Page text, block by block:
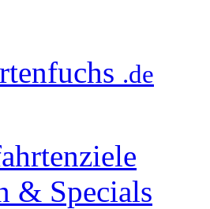
.de
& Specials